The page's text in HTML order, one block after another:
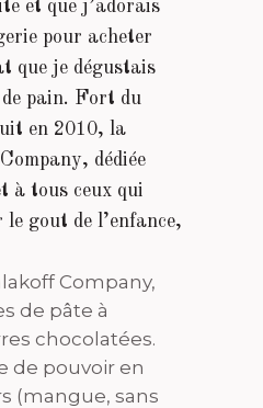
et que j’adorais
pour acheter
que je dégustais
de pain. Fort du
en 2010, la
dédiée
à tous ceux qui
gout de l’enfance,
Company,
de pâte à
chocolatées.
de pouvoir en
(mangue, sans